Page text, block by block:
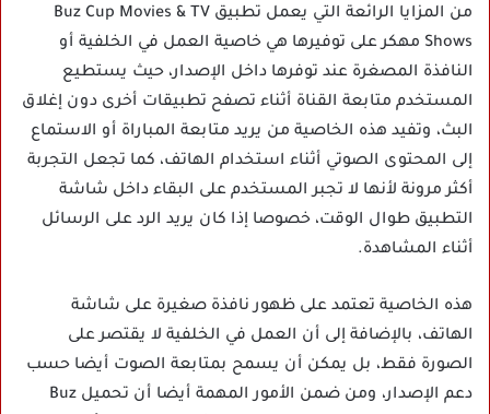
من المزايا الرائعة التي يعمل تطبيق Buz Cup Movies & TV
Shows مهكر على توفيرها هي خاصية العمل في الخلفية أو
النافذة المصغرة عند توفرها داخل الإصدار، حيث يستطيع
المستخدم متابعة القناة أثناء تصفح تطبيقات أخرى دون إغلاق
البث، وتفيد هذه الخاصية من يريد متابعة المباراة أو الاستماع
إلى المحتوى الصوتي أثناء استخدام الهاتف، كما تجعل التجربة
أكثر مرونة لأنها لا تجبر المستخدم على البقاء داخل شاشة
التطبيق طوال الوقت، خصوصا إذا كان يريد الرد على الرسائل
أثناء المشاهدة.
هذه الخاصية تعتمد على ظهور نافذة صغيرة على شاشة
الهاتف، بالإضافة إلى أن العمل في الخلفية لا يقتصر على
الصورة فقط، بل يمكن أن يسمح بمتابعة الصوت أيضا حسب
دعم الإصدار، ومن ضمن الأمور المهمة أيضا أن تحميل Buz